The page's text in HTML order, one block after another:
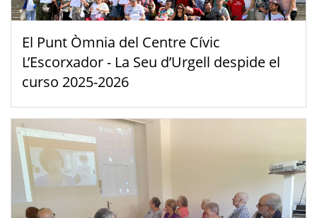
El Punt Òmnia del Centre Cívic
L’Escorxador - La Seu d’Urgell despide el
curso 2025-2026